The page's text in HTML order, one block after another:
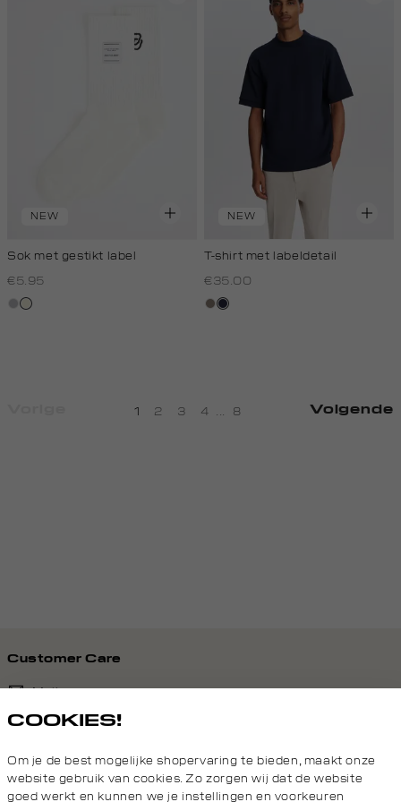
NEW
Sok met gestikt label
€5.95
grijs,
wit,
NEW
T-shirt met labeldetail
€35.00
kleiblauw,
1 2 3 4 ... 8 Volgende
Customer Care
Mail ons
Van maandag t/m vrijdag van 8.30 uur tot 18.00 uur.
COOKIES!
Om je de best mogelijke shopervaring te bieden, maakt onze
website gebruik van cookies. Zo zorgen wij dat de website
goed werkt en kunnen we je instellingen en voorkeuren